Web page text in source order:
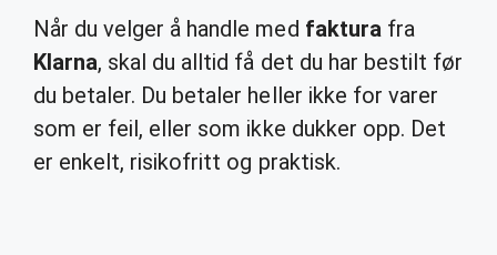
Når du velger å handle med fakturafra
Klarna, skal du alltid få det du har bestilt før
du betaler. Du betaler heller ikke for varer
som er feil, eller som ikke dukker opp. Det
er enkelt, risikofritt og praktisk.